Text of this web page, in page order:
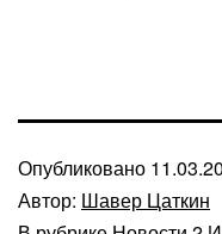
Опубликовано
Автор: Шавер Цаткин